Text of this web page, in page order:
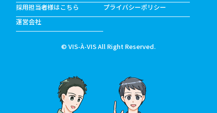
採用担当者様はこちら
プライバシーポリシー
運営会社
© VIS-À-VIS All Right Reserved.